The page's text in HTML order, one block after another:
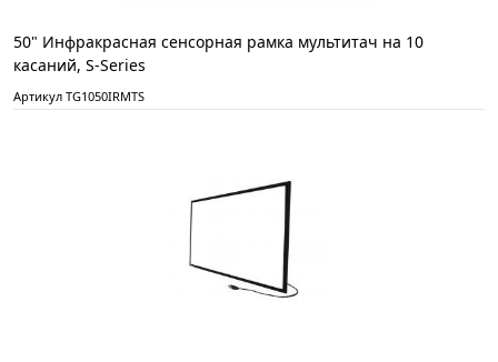
50" Инфракрасная сенсорная рамка мультитач на 10
касаний, S-Series
Артикул TG1050IRMTS